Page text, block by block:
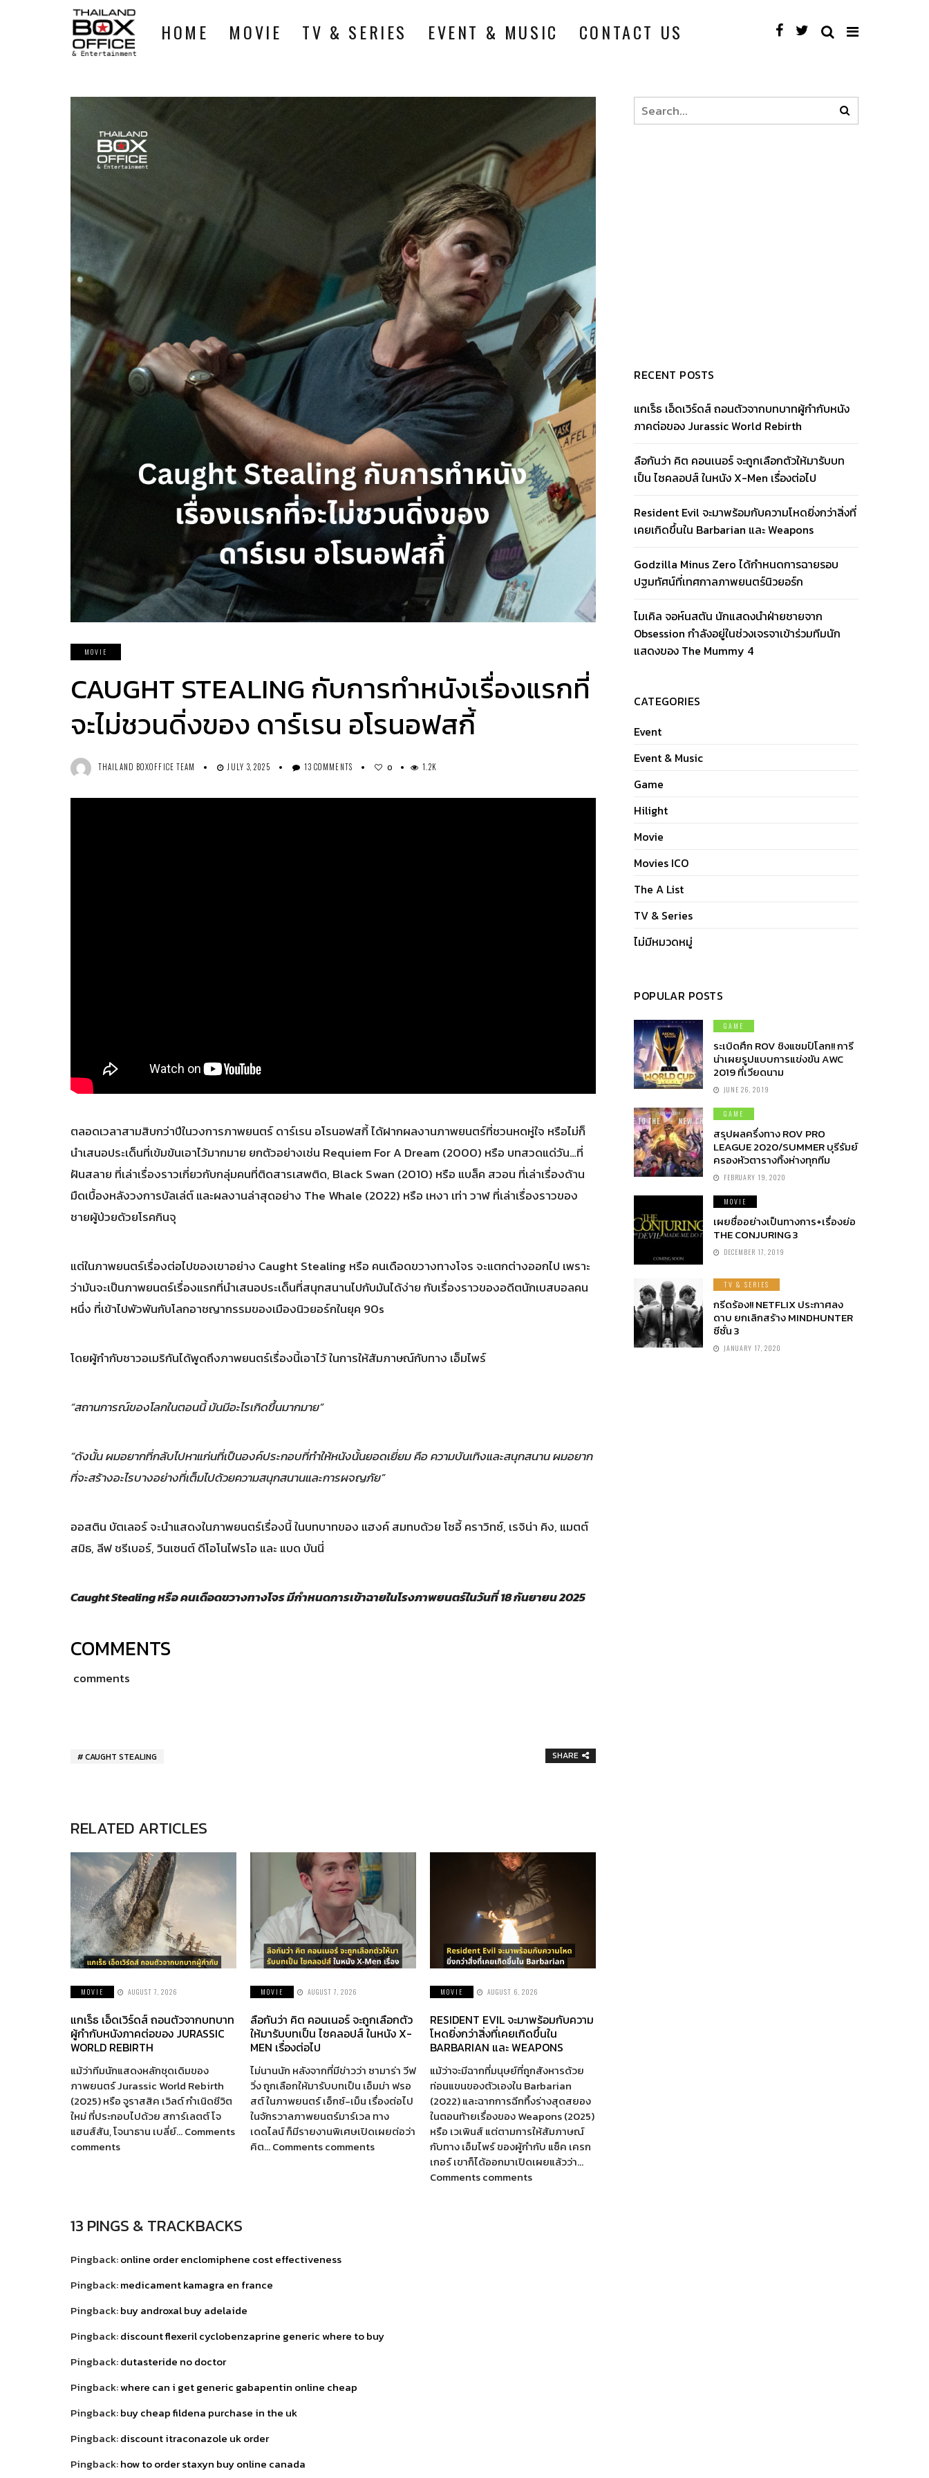
HOME MOVIE TV & SERIES EVENT & MUSIC CONTACT US
MOVIE
CAUGHT STEALING กับการทำหนังเรื่องแรกที่
จะไม่ชวนดิ่งของ ดาร์เรน อโรนอฟสกี้
THAILAND BOXOFFICE TEAM JULY 3, 2025 13 COMMENTS 0 1.2K
ตลอดเวลาสามสิบกว่าปีในวงการภาพยนตร์ ดาร์เรน อโรนอฟสกี้ ได้ฝากผลงานภาพยนตร์ที่ชวนหดหู่ใจ หรือไม่ก็
นำเสนอประเด็นที่เข้มข้นเอาไว้มากมาย ยกตัวอย่างเช่น Requiem For A Dream (2000) หรือ บทสวดแด่วัน…ที่
ฝันสลาย ที่เล่าเรื่องราวเกี่ยวกับกลุ่มคนที่ติดสารเสพติด, Black Swan (2010) หรือ แบล็ค สวอน ที่เล่าเรื่องด้าน
มืดเบื้องหลังวงการบัลเล่ต์ และผลงานล่าสุดอย่าง The Whale (2022) หรือ เหงา เท่า วาฬ ที่เล่าเรื่องราวของ
ชายผู้ป่วยด้วยโรคกินจุ
แต่ในภาพยนตร์เรื่องต่อไปของเขาอย่าง Caught Stealing หรือ คนเดือดขวางทางโจร จะแตกต่างออกไป เพราะ
ว่ามันจะเป็นภาพยนตร์เรื่องแรกที่นำเสนอประเด็นที่สนุกสนานไปกับมันได้ง่าย กับเรื่องราวของอดีตนักเบสบอลคน
หนึ่ง ที่เข้าไปพัวพันกับโลกอาชญากรรมของเมืองนิวยอร์กในยุค 90s
โดยผู้กำกับชาวอเมริกันได้พูดถึงภาพยนตร์เรื่องนี้เอาไว้ ในการให้สัมภาษณ์กับทาง เอ็มไพร์
“สถานการณ์ของโลกในตอนนี้ มันมีอะไรเกิดขึ้นมากมาย”
“ดังนั้น ผมอยากที่กลับไปหาแก่นที่เป็นองค์ประกอบที่ทำให้หนังนั้นยอดเยี่ยม คือ ความบันเทิงและสนุกสนาน ผมอยาก
ที่จะสร้างอะไรบางอย่างที่เต็มไปด้วยความสนุกสนานและการผจญภัย”
ออสติน บัตเลอร์ จะนำแสดงในภาพยนตร์เรื่องนี้ ในบทบาทของ แฮงค์ สมทบด้วย โซอี้ คราวิทซ์, เรจิน่า คิง, แมตต์
สมิธ, ลีฟ ชรีเบอร์, วินเซนต์ ดีโอโนไฟรโอ และ แบด บันนี่
Caught Stealing หรือ คนเดือดขวางทางโจร มีกำหนดการเข้าฉายในโรงภาพยนตร์ในวันที่ 18 กันยายน 2025
COMMENTS
comments
CAUGHT STEALING SHARE
RELATED ARTICLES
MOVIE AUGUST 7, 2026
แกเร็ธ เอ็ดเวิร์ดส์ ถอนตัวจากบทบาท
ผู้กำกับหนังภาคต่อของ JURASSIC
WORLD REBIRTH
แม้ว่าทีมนักแสดงหลักชุดเดิมของ
ภาพยนตร์ Jurassic World Rebirth
(2025) หรือ จูราสสิค เวิลด์ กำเนิดชีวิต
ใหม่ ที่ประกอบไปด้วย สการ์เลตต์ โจ
แฮนส์สัน, โจนาธาน เบลี่ย์… Comments
comments
MOVIE AUGUST 7, 2026
ลือกันว่า คิต คอนเนอร์ จะถูกเลือกตัว
ให้มารับบทเป็น ไซคลอปส์ ในหนัง X-
MEN เรื่องต่อไป
ไม่นานนัก หลังจากที่มีข่าวว่า ซามาร่า วีฟ
วิ่ง ถูกเลือกให้มารับบทเป็น เอ็มม่า ฟรอ
สต์ ในภาพยนตร์ เอ็กซ์-เม็น เรื่องต่อไป
ในจักรวาลภาพยนตร์มาร์เวล ทาง
เดดไลน์ ก็มีรายงานพิเศษเปิดเผยต่อว่า
คิต… Comments comments
MOVIE AUGUST 6, 2026
RESIDENT EVIL จะมาพร้อมกับความ
โหดยิ่งกว่าสิ่งที่เคยเกิดขึ้นใน
BARBARIAN และ WEAPONS
แม้ว่าจะมีฉากที่มนุษย์ที่ถูกสังหารด้วย
ท่อนแขนของตัวเองใน Barbarian
(2022) และฉากการฉีกทึ้งร่างสุดสยอง
ในตอนท้ายเรื่องของ Weapons (2025)
หรือ เวเพินส์ แต่ตามการให้สัมภาษณ์
กับทาง เอ็มไพร์ ของผู้กำกับ แซ็ค เครก
เกอร์ เขาก็ได้ออกมาเปิดเผยแล้วว่า…
Comments comments
13 PINGS & TRACKBACKS
Pingback:online order enclomiphene cost effectiveness
Pingback:medicament kamagra en france
Pingback:buy androxal buy adelaide
Pingback:discount flexeril cyclobenzaprine generic where to buy
Pingback:dutasteride no doctor
Pingback:where can i get generic gabapentin online cheap
Pingback:buy cheap fildena purchase in the uk
Pingback:discount itraconazole uk order
Pingback:how to order staxyn buy online canada
RECENT POSTS
แกเร็ธ เอ็ดเวิร์ดส์ ถอนตัวจากบทบาทผู้กำกับหนัง
ภาคต่อของ Jurassic World Rebirth
ลือกันว่า คิต คอนเนอร์ จะถูกเลือกตัวให้มารับบท
เป็น ไซคลอปส์ ในหนัง X-Men เรื่องต่อไป
Resident Evil จะมาพร้อมกับความโหดยิ่งกว่าสิ่งที่
เคยเกิดขึ้นใน Barbarian และ Weapons
Godzilla Minus Zero ได้กำหนดการฉายรอบ
ปฐมทัศน์ที่เทศกาลภาพยนตร์นิวยอร์ก
ไมเคิล จอห์นสตัน นักแสดงนำฝ่ายชายจาก
Obsession กำลังอยู่ในช่วงเจรจาเข้าร่วมทีมนัก
แสดงของ The Mummy 4
CATEGORIES
Event
Event & Music
Game
Hilight
Movie
Movies ICO
The A List
TV & Series
ไม่มีหมวดหมู่
POPULAR POSTS
GAME
ระเบิดศึก ROV ชิงแชมป์โลก!! การี
น่าเผยรูปแบบการแข่งขัน AWC
2019 ที่เวียดนาม
JUNE 26, 2019
GAME
สรุปผลครึ่งทาง ROV PRO
LEAGUE 2020/SUMMER บุรีรัมย์
ครองหัวตารางทิ้งห่างทุกทีม
FEBRUARY 19, 2020
MOVIE
เผยชื่ออย่างเป็นทางการ+เรื่องย่อ
THE CONJURING 3
DECEMBER 17, 2019
TV & SERIES
กรีดร้อง!! NETFLIX ประกาศลง
ดาบ ยกเลิกสร้าง MINDHUNTER
ซีซั่น 3
JANUARY 17, 2020